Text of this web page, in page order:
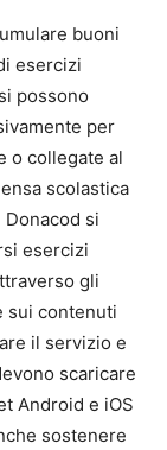
buoni
esercizi
possono
per
o collegate al
scolastica
si
esercizi
gli
sui contenuti
il servizio e
scaricare
Android e iOS
sostenere